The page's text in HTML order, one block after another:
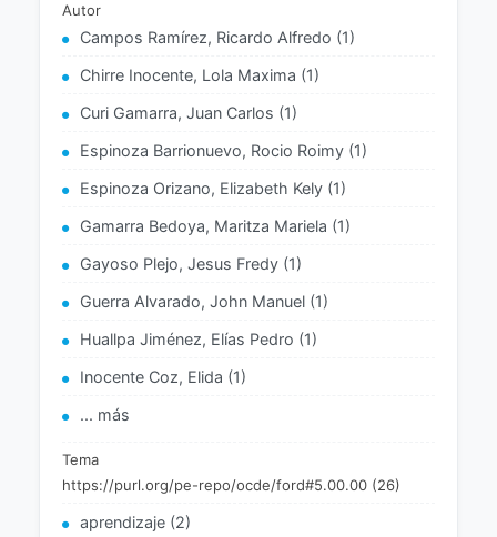
Autor
Campos Ramírez, Ricardo Alfredo (1)
Chirre Inocente, Lola Maxima (1)
Curi Gamarra, Juan Carlos (1)
Espinoza Barrionuevo, Rocio Roimy (1)
Espinoza Orizano, Elizabeth Kely (1)
Gamarra Bedoya, Maritza Mariela (1)
Gayoso Plejo, Jesus Fredy (1)
Guerra Alvarado, John Manuel (1)
Huallpa Jiménez, Elías Pedro (1)
Inocente Coz, Elida (1)
... más
Tema
https://purl.org/pe-repo/ocde/ford#5.00.00 (26)
aprendizaje (2)